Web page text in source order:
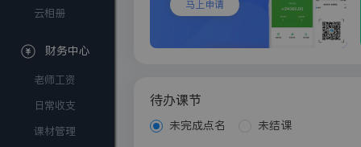
云相册
财务中心
老师工资
日常收支
课材管理
马上申请
待办课节
未完成点名
未结课